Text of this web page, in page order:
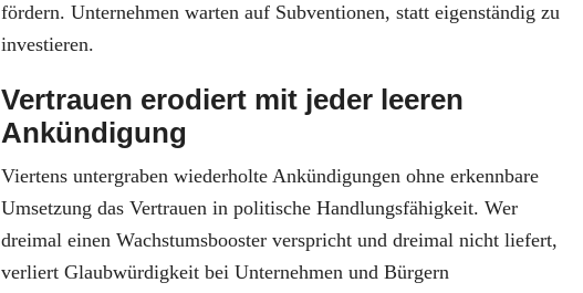
fördern. Unternehmen warten auf Subventionen, statt eigenständig zu
investieren.
Vertrauen erodiert mit jeder leeren
Ankündigung
Viertens untergraben wiederholte Ankündigungen ohne erkennbare
Umsetzung das Vertrauen in politische Handlungsfähigkeit. Wer
dreimal einen Wachstumsbooster verspricht und dreimal nicht liefert,
verliert Glaubwürdigkeit bei Unternehmen und Bürgern